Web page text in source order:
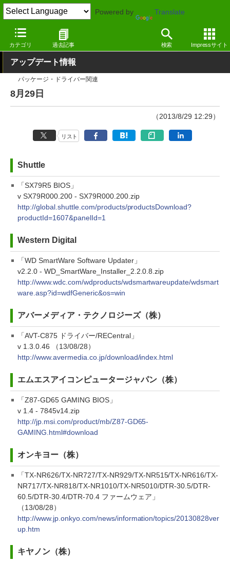
Powered by Translate
カテゴリ 過去記事 検索 Impressサイト
窓の杜 その他の話題 アップデート
アップデート情報
パッケージ・ドライバー関連
8月29日
（2013/8/29 12:29）
リスト
Shuttle
「SX79R5 BIOS」
v SX79R000.200 - SX79R000.200.zip
http://global.shuttle.com/products/productsDownload?
productId=1607&panelId=1
Western Digital
「WD SmartWare Software Updater」
v2.2.0 - WD_SmartWare_Installer_2.2.0.8.zip
http://www.wdc.com/wdproducts/wdsmartwareupdate/wdsmart
ware.asp?id=wdfGeneric&os=win
アバーメディア・テクノロジーズ（株）
「AVT-C875 ドライバー/RECentral」
v 1.3.0.46 （13/08/28）
http://www.avermedia.co.jp/download/index.html
エムエスアイコンピュータージャパン（株）
「Z87-GD65 GAMING BIOS」
v 1.4 - 7845v14.zip
http://jp.msi.com/product/mb/Z87-GD65-
GAMING.html#download
オンキヨー（株）
「TX-NR626/TX-NR727/TX-NR929/TX-NR515/TX-NR616/TX-
NR717/TX-NR818/TX-NR1010/TX-NR5010/DTR-30.5/DTR-
60.5/DTR-30.4/DTR-70.4 ファームウェア」
（13/08/28）
http://www.jp.onkyo.com/news/information/topics/20130828ver
up.htm
キヤノン（株）